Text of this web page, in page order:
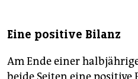
Eine positive Bilanz
Am Ende einer